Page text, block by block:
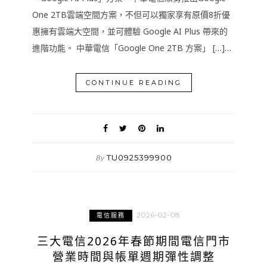
One 2TB雲端空間方案，不但可以獨家享有原價8折優
惠擁有雲端大空間，並可體驗 Google AI Plus 帶來的
進階功能。 中華電信「Google One 2TB 方案」 […]…
CONTINUE READING
By TU0925399900
電信服務 2026-02-08
三大電信2026年春節期間電信門市
營業時間與帳單週期彈性調整